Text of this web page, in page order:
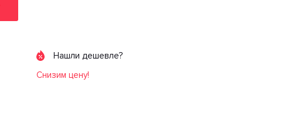
Нашли дешевле?
Снизим цену!